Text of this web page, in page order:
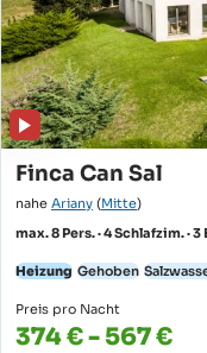
Finca Can Sal
nahe Ariany (Mitte)
max. 8 Pers. · 4 Schlafzim. ·
Heizung Gehoben
Preis pro Nacht
374 € - 567 €